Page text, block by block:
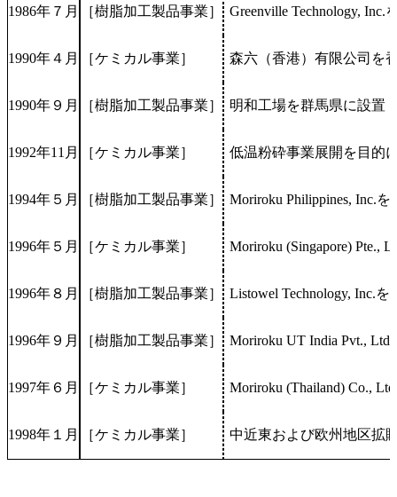
1986年７月 ［樹脂加工製品事業］ Greenville Technology,
1990年４月 ［ケミカル事業］ 森六（香港）有限公司を
1990年９月 ［樹脂加工製品事業］ 明和工場を群馬県に設置
1992年11月 ［ケミカル事業］ 低温粉砕事業展開を目的
1994年５月 ［樹脂加工製品事業］ Moriroku Philippines, Inc.
1996年５月 ［ケミカル事業］ Moriroku (Singapore) Pte.,
1996年８月 ［樹脂加工製品事業］ Listowel Technology, Inc.
1996年９月 ［樹脂加工製品事業］ Moriroku UT India Pvt.,
1997年６月 ［ケミカル事業］ Moriroku (Thailand) Co.,
1998年１月 ［ケミカル事業］ 中近東および欧州地区拡